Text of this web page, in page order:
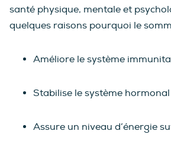
santé physique, mentale et
quelques raisons pourquoi le
Améliore le système
Stabilise le système hormonal
Assure un niveau d’énergie